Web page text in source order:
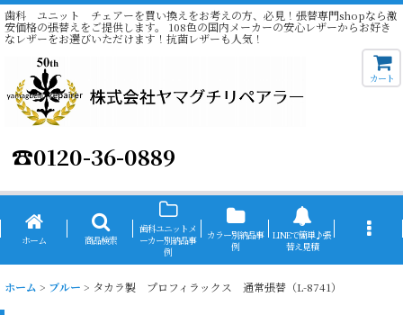
歯科 ユニット チェアーを買い換えをお考えの方、必見！張替専門shopなら激
安価格の張替えをご提供します。 108色の国内メーカーの安心レザーからお好き
なレザーをお選びいただけます！抗菌レザーも人気！
☎0120-36-0889
カート
ホーム 商品検索
歯科ユニットメ
ーカー別納品事
例
カラー別納品事
例
LINEで簡単♪張
替え見積
ホーム > ブルー > タカラ製 プロフィラックス 通常張替（L-8741）